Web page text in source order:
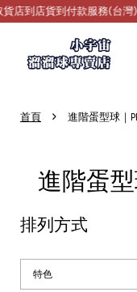
店貨到付款服務(台灣)。
首頁 › 進階蛋型球｜
進階蛋型
排列方式